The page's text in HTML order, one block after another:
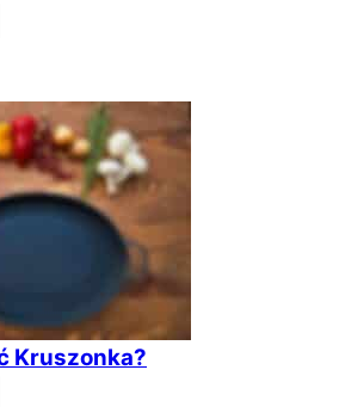
Kruszonka?